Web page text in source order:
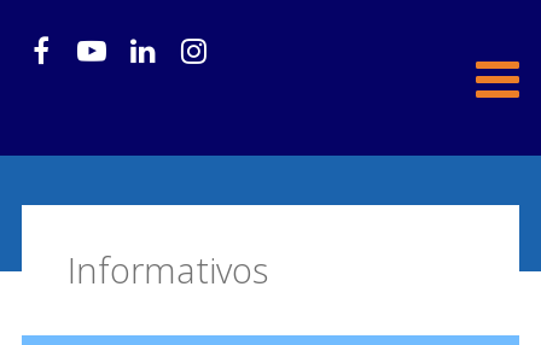
Informativos